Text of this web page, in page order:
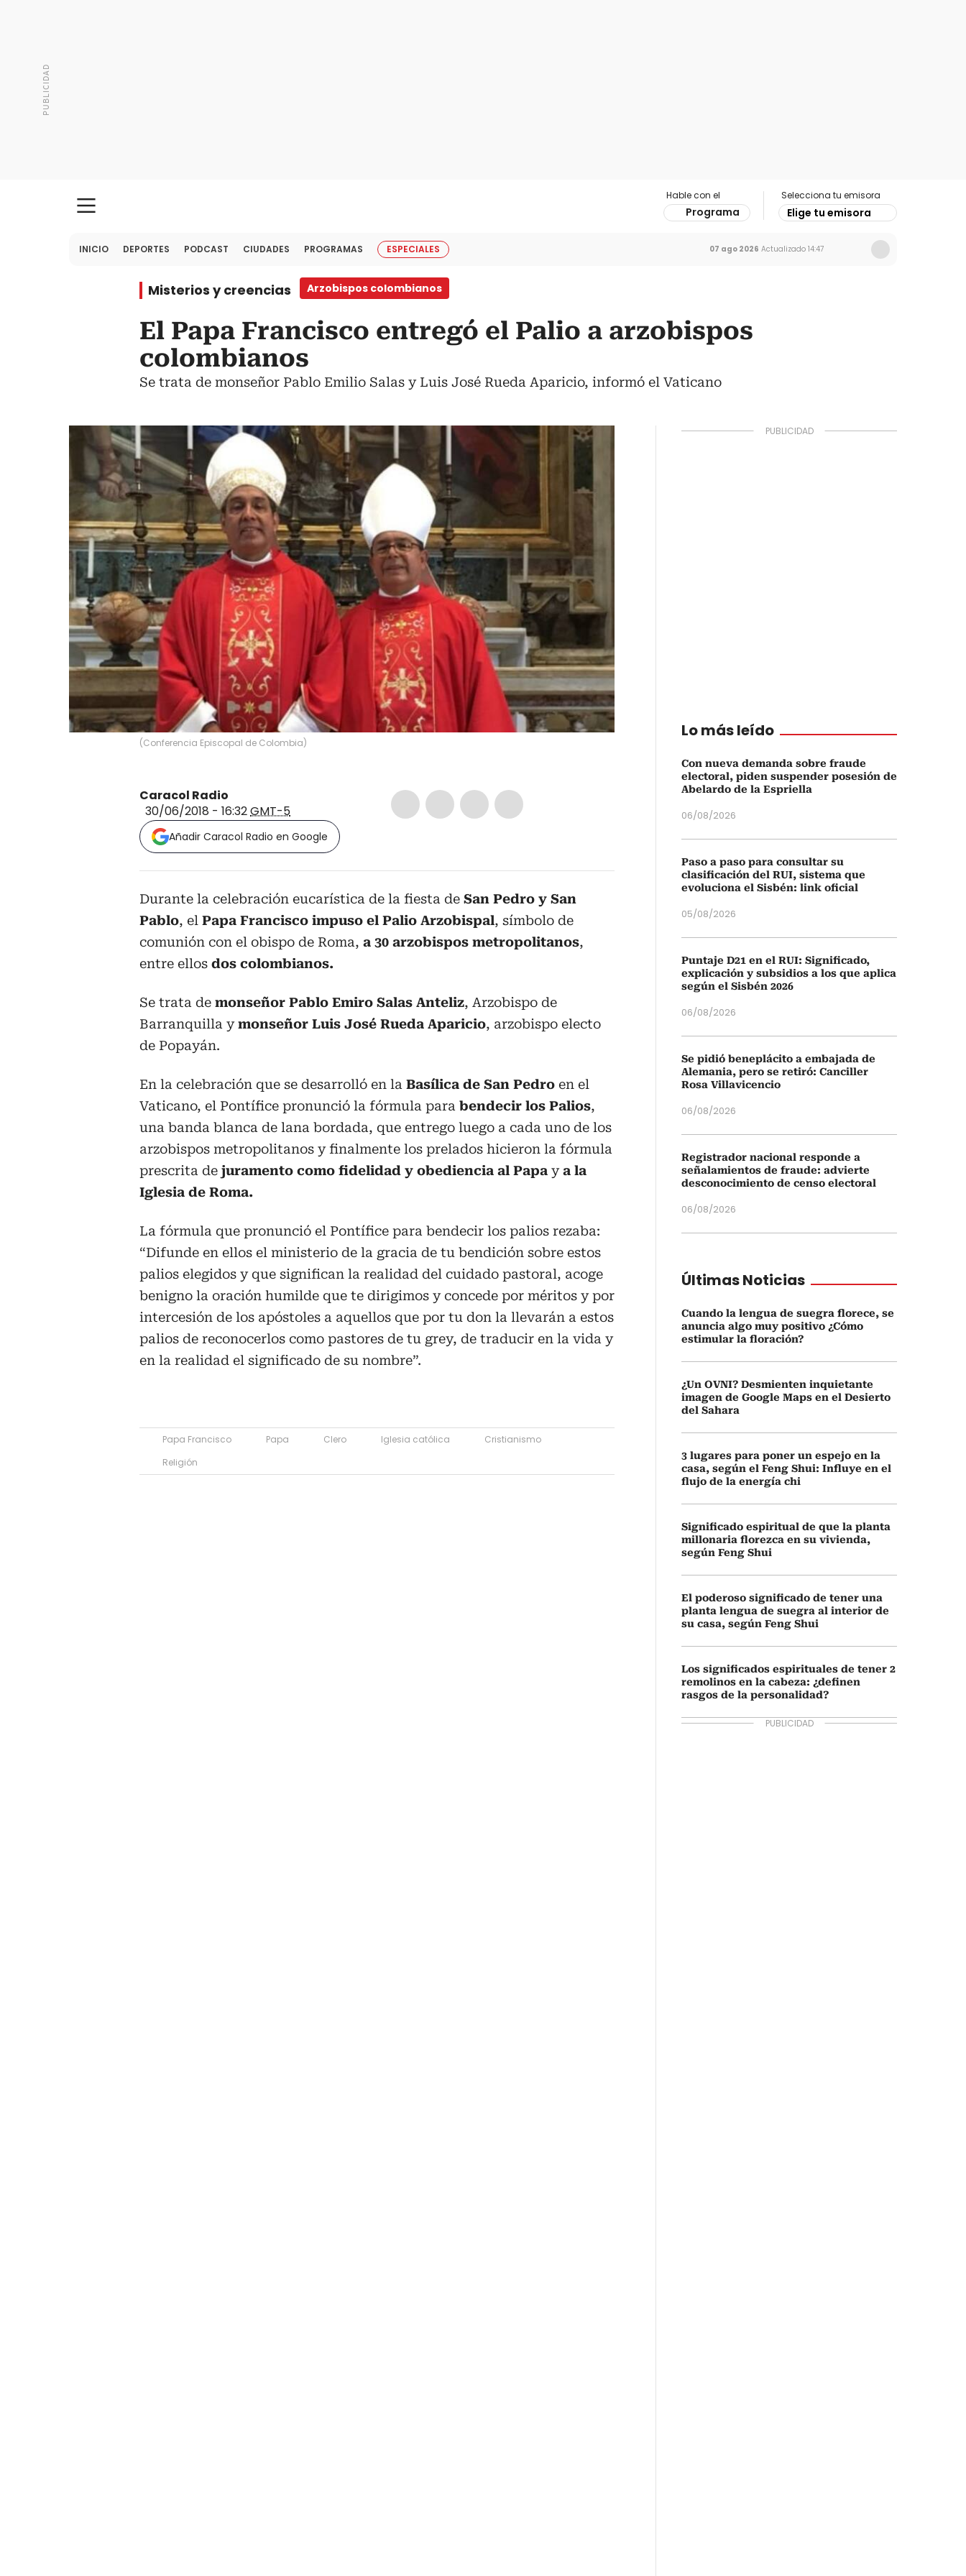
Hable con el
Programa
Selecciona tu emisora
Elige tu emisora
INICIO DEPORTES PODCAST CIUDADES PROGRAMAS ESPECIALES 07 ago 2026 Actualizado 14:47
Misterios y creencias Arzobispos colombianos
El Papa Francisco entregó el Palio a arzobispos
colombianos
Se trata de monseñor Pablo Emilio Salas y Luis José Rueda Aparicio, informó el Vaticano
(Conferencia Episcopal de Colombia)
Caracol Radio
30/06/2018 - 16:32GMT-5
Añadir Caracol Radio en Google
Durante la celebración eucarística de la fiesta de San Pedro y San
Pablo, el Papa Francisco impuso el Palio Arzobispal, símbolo de
comunión con el obispo de Roma, a 30 arzobispos metropolitanos,
entre ellos dos colombianos.
Se trata de monseñor Pablo Emiro Salas Anteliz, Arzobispo de
Barranquilla ymonseñor Luis José Rueda Aparicio, arzobispo electo
de Popayán.
En la celebración que se desarrolló en la Basílica de San Pedro en el
Vaticano, el Pontífice pronunció la fórmula para bendecir los Palios,
una banda blanca de lana bordada, que entrego luego a cada uno de los
arzobispos metropolitanos y finalmente los prelados hicieron la fórmula
prescrita de juramento como fidelidad y obediencia al Papa ya la
Iglesia de Roma.
La fórmula que pronunció el Pontífice para bendecir los palios rezaba:
“Difunde en ellos el ministerio de la gracia de tu bendición sobre estos
palios elegidos y que significan la realidad del cuidado pastoral, acoge
benigno la oración humilde que te dirigimos y concede por méritos y por
intercesión de los apóstoles a aquellos que por tu don la llevarán a estos
palios de reconocerlos como pastores de tu grey, de traducir en la vida y
en la realidad el significado de su nombre”.
Papa Francisco Papa Clero Iglesia católica
Cristianismo
Religión
Lo más leído
Con nueva demanda sobre fraude
electoral, piden suspender posesión de
Abelardo de la Espriella
06/08/2026
Paso a paso para consultar su
clasificación del RUI, sistema que
evoluciona el Sisbén: link oficial
05/08/2026
Puntaje D21 en el RUI: Significado,
explicación y subsidios a los que aplica
según el Sisbén 2026
06/08/2026
Se pidió beneplácito a embajada de
Alemania, pero se retiró: Canciller
Rosa Villavicencio
06/08/2026
Registrador nacional responde a
señalamientos de fraude: advierte
desconocimiento de censo electoral
06/08/2026
Últimas Noticias
Cuando la lengua de suegra florece, se
anuncia algo muy positivo ¿Cómo
estimular la floración?
¿Un OVNI? Desmienten inquietante
imagen de Google Maps en el Desierto
del Sahara
3 lugares para poner un espejo en la
casa, según el Feng Shui: Influye en el
flujo de la energía chi
Significado espiritual de que la planta
millonaria florezca en su vivienda,
según Feng Shui
El poderoso significado de tener una
planta lengua de suegra al interior de
su casa, según Feng Shui
Los significados espirituales de tener 2
remolinos en la cabeza: ¿definen
rasgos de la personalidad?